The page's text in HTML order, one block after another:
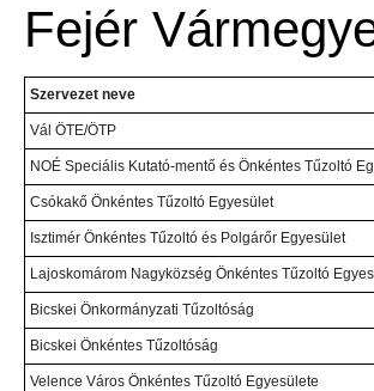
Fejér
Szervezet neve
Vál ÖTE/ÖTP
NOÉ Speciális Kutató-mentő és Önkéntes Tűzoltó
Csókakő Önkéntes Tűzoltó Egyesület
Isztimér Önkéntes Tűzoltó és Polgárőr Egyesület
Lajoskomárom Nagyközség Önkéntes Tűzoltó
Bicskei Önkormányzati Tűzoltóság
Bicskei Önkéntes Tűzoltóság
Velence Város Önkéntes Tűzoltó Egyesülete